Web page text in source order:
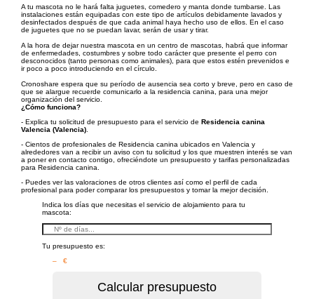
A tu mascota no le hará falta juguetes, comedero y manta donde tumbarse. Las
instalaciones están equipadas con este tipo de artículos debidamente lavados y
desinfectados después de que cada animal haya hecho uso de ellos. En el caso
de juguetes que no se puedan lavar, serán de usar y tirar.
A la hora de dejar nuestra mascota en un centro de mascotas, habrá que informar
de enfermedades, costumbres y sobre todo carácter que presente el perro con
desconocidos (tanto personas como animales), para que estos estén prevenidos e
ir poco a poco introduciendo en el círculo.
Cronoshare espera que su período de ausencia sea corto y breve, pero en caso de
que se alargue recuerde comunicarlo a la residencia canina, para una mejor
organización del servicio.
¿Cómo funciona?
- Explica tu solicitud de presupuesto para el servicio de Residencia canina
Valencia (Valencia)
- Cientos de profesionales de Residencia canina ubicados en Valencia y
alrededores van a recibir un aviso con tu solicitud y los que muestren interés se van
a poner en contacto contigo, ofreciéndote un presupuesto y tarifas personalizadas
para Residencia canina.
- Puedes ver las valoraciones de otros clientes así como el perfil de cada
profesional para poder comparar los presupuestos y tomar la mejor decisión.
Indica los días que necesitas el servicio de alojamiento para tu
mascota:
Tu presupuesto es:
– €